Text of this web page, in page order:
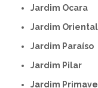
Jardim Ocara
Jardim Oriental
Jardim Paraíso
Jardim Pilar
Jardim